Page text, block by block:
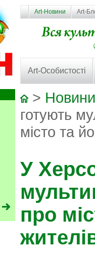
Art-Новини Art-
Art-Особистості
>
готують
місто та
У
про